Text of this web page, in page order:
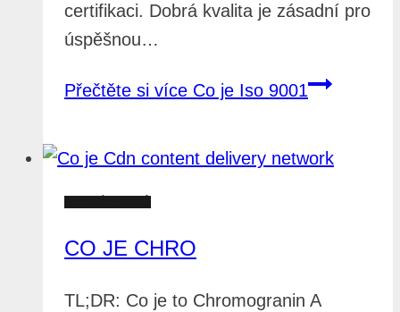
certifikaci. Dobrá kvalita je zásadní pro
úspěšnou…
Přečtěte si více Co je Iso 9001
CO JE CHRO
TL;DR: Co je to Chromogranin A